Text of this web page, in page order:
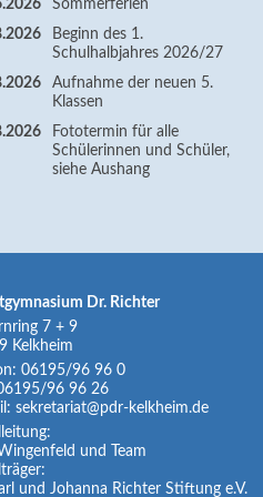
Sommerferien
Beginn des 1.
Schulhalbjahres 2026/27
Aufnahme der neuen 5.
Klassen
Fototermin für alle
Schülerinnen und Schüler,
siehe Aushang
Dr. Richter
7 + 9
Kelkheim
06195/96 96 0
96 96 26
sekretariat@pdr-kelkheim.de
und Team
und Johanna Richter Stiftung e.V.